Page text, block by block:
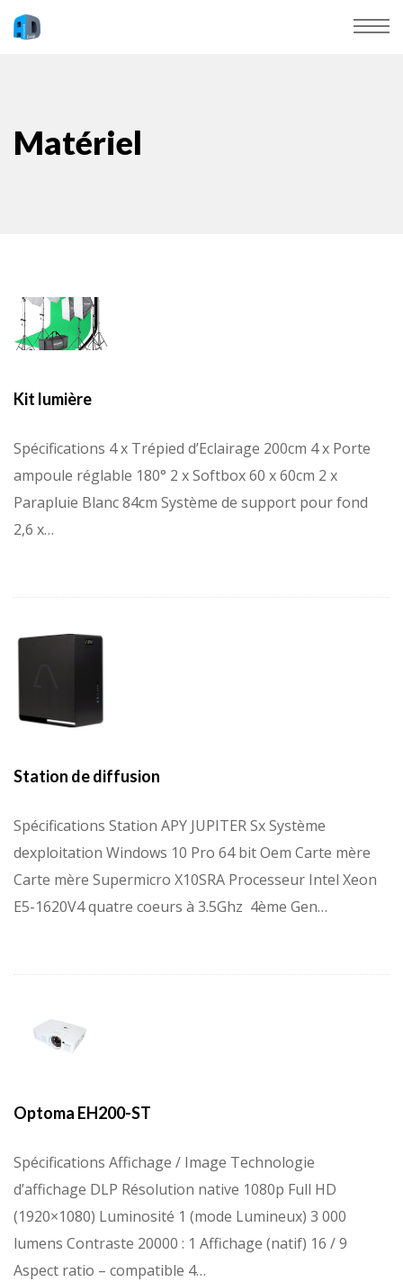
Matériel
Kit lumière
Spécifications 4 x Trépied d’Eclairage 200cm 4 x Porte
ampoule réglable 180° 2 x Softbox 60 x 60cm 2 x
Parapluie Blanc 84cm Système de support pour fond
2,6 x…
Station de diffusion
Spécifications Station APY JUPITER Sx Système
dexploitation Windows 10 Pro 64 bit Oem Carte mère
Carte mère Supermicro X10SRA Processeur Intel Xeon
E5-1620V4 quatre coeurs à 3.5Ghz  4ème Gen…
Optoma EH200-ST
Spécifications Affichage / Image Technologie
d’affichage DLP Résolution native 1080p Full HD
(1920×1080) Luminosité 1 (mode Lumineux) 3 000
lumens Contraste 20000 : 1 Affichage (natif) 16 / 9
Aspect ratio – compatible 4…